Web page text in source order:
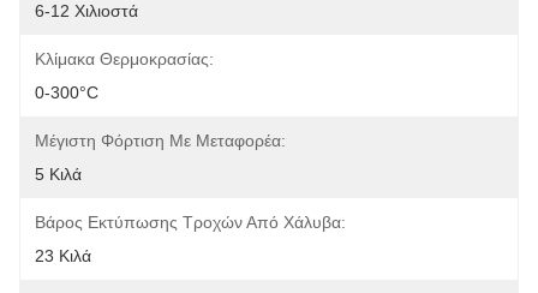
6-12 Χιλιοστά
Κλίμακα Θερμοκρασίας:
0-300°C
Μέγιστη Φόρτιση Με Μεταφορέα:
5 Κιλά
Βάρος Εκτύπωσης Τροχών Από Χάλυβα:
23 Κιλά